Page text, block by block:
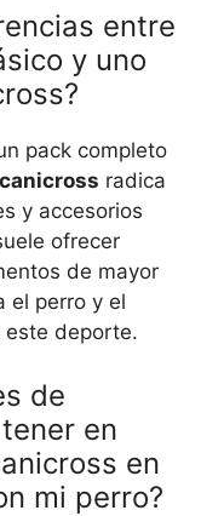
entre
y uno
pack completo
canicross radica
y accesorios
ofrecer
de mayor
el perro y el
este deporte.
de
en
en
mi perro?